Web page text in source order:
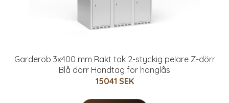
Garderob 3x400 mm Rakt tak 2-styckig pelare Z-dörr
Blå dörr Handtag för hänglås
15041 SEK